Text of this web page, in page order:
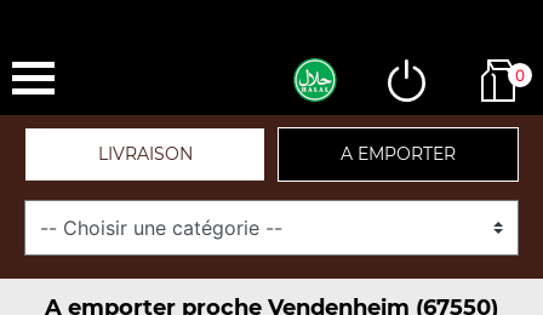
0
LIVRAISON A EMPORTER
A emporter proche Vendenheim (67550)